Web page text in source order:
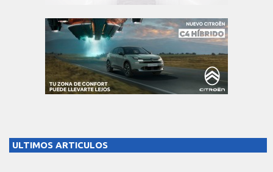
ULTIMOS ARTICULOS